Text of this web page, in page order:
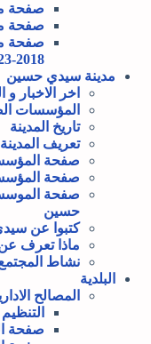
صفحة
صفحة
صفحة
2018-2023 مجمعة
مدينة سيدي حسين
اخر الاخبار
المؤسسات
تاريخ المدينة
تعريف المدينة
صفحة
صفحة
صفحة
حسين
كتبوا عن
ماذا تعرف
نشاط
البلدية
المصالح
صفحة